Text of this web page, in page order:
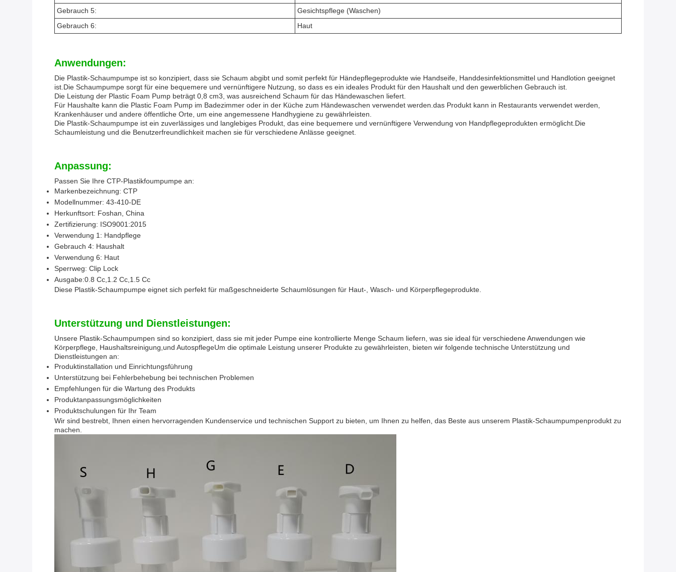
Gebrauch 5:
Gesichtspflege (Waschen)
Gebrauch 6:
Haut
Anwendungen:
Die Plastik-Schaumpumpe ist so konzipiert, dass sie Schaum abgibt und somit perfekt für Händepflegeprodukte wie Handseife, Handdesinfektionsmittel und Handlotion geeignet
ist.Die Schaumpumpe sorgt für eine bequemere und vernünftigere Nutzung, so dass es ein ideales Produkt für den Haushalt und den gewerblichen Gebrauch ist.
Die Leistung der Plastic Foam Pump beträgt 0,8 cm3, was ausreichend Schaum für das Händewaschen liefert.
Für Haushalte kann die Plastic Foam Pump im Badezimmer oder in der Küche zum Händewaschen verwendet werden.das Produkt kann in Restaurants verwendet werden,
Krankenhäuser und andere öffentliche Orte, um eine angemessene Handhygiene zu gewährleisten.
Die Plastik-Schaumpumpe ist ein zuverlässiges und langlebiges Produkt, das eine bequemere und vernünftigere Verwendung von Handpflegeprodukten ermöglicht.Die
Schaumleistung und die Benutzerfreundlichkeit machen sie für verschiedene Anlässe geeignet.
Anpassung:
Passen Sie Ihre CTP-Plastikfoumpumpe an:
Markenbezeichnung: CTP
Modellnummer: 43-410-DE
Herkunftsort: Foshan, China
Zertifizierung: ISO9001:2015
Verwendung 1: Handpflege
Gebrauch 4: Haushalt
Verwendung 6: Haut
Sperrweg: Clip Lock
Ausgabe:0.8 Cc,1.2 Cc,1.5 Cc
Diese Plastik-Schaumpumpe eignet sich perfekt für maßgeschneiderte Schaumlösungen für Haut-, Wasch- und Körperpflegeprodukte.
Unterstützung und Dienstleistungen:
Unsere Plastik-Schaumpumpen sind so konzipiert, dass sie mit jeder Pumpe eine kontrollierte Menge Schaum liefern, was sie ideal für verschiedene Anwendungen wie
Körperpflege, Haushaltsreinigung,und AutospflegeUm die optimale Leistung unserer Produkte zu gewährleisten, bieten wir folgende technische Unterstützung und
Dienstleistungen an:
Produktinstallation und Einrichtungsführung
Unterstützung bei Fehlerbehebung bei technischen Problemen
Empfehlungen für die Wartung des Produkts
Produktanpassungsmöglichkeiten
Produktschulungen für Ihr Team
Wir sind bestrebt, Ihnen einen hervorragenden Kundenservice und technischen Support zu bieten, um Ihnen zu helfen, das Beste aus unserem Plastik-Schaumpumpenprodukt zu
machen.